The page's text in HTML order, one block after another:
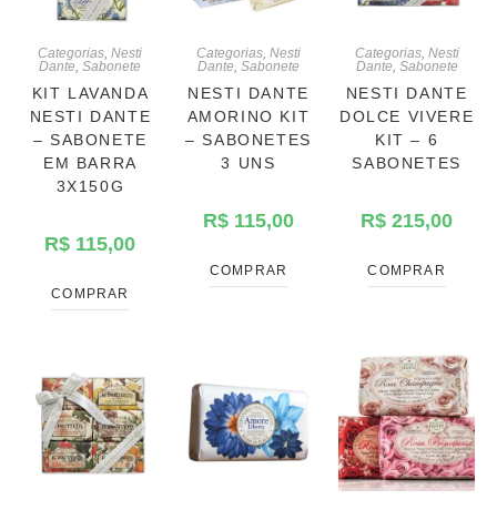
Categorias,Nesti
Dante,Sabonete
KIT LAVANDA
NESTI DANTE
– SABONETE
EM BARRA
3X150G
R$ 115,00
COMPRAR
Categorias, Nesti
Dante, Sabonete
NESTI DANTE
AMORINO KIT
– SABONETES
3 UNS
R$115,00
COMPRAR
Categorias, Nesti
Dante, Sabonete
NESTI DANTE
DOLCE VIVERE
KIT – 6
SABONETES
R$ 215,00
COMPRAR